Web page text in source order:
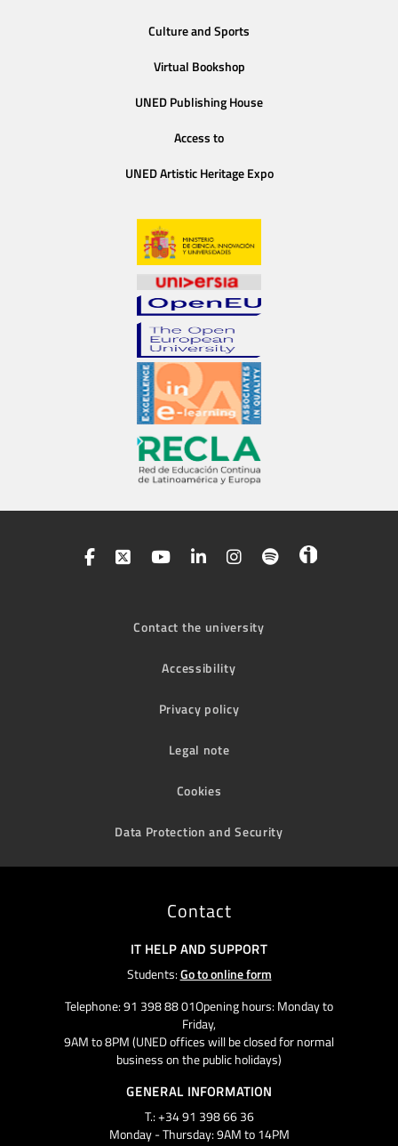
Culture and Sports
Virtual Bookshop
UNED Publishing House
Access to
UNED Artistic Heritage Expo
Contact the university
Accessibility
Privacy policy
Legal note
Cookies
Data Protection and Security
Contact
IT HELP AND SUPPORT
Students:Go to online form
Telephone: 91 398 88 01Opening hours: Monday to
Friday,
9AM to 8PM (UNED offices will be closed for normal
business on the public holidays)
GENERAL INFORMATION
T.: +34 91 398 66 36
Monday - Thursday: 9AM to 14PM